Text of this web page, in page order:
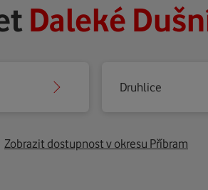
Daleké
Druhlice
Zobrazit dostupnost v okresu Příbram